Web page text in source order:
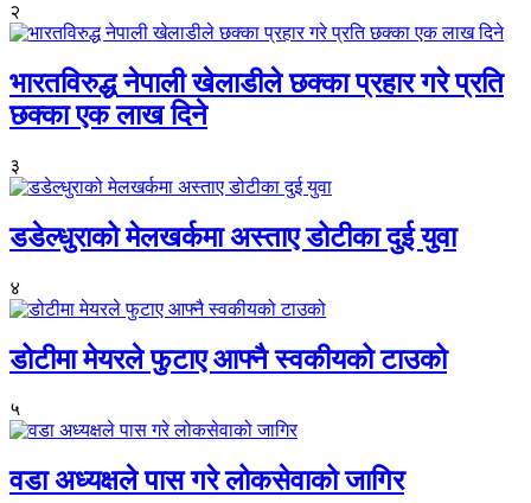
२
भारतविरुद्ध नेपाली खेलाडीले छक्का प्रहार गरे प्रति
छक्का एक लाख दिने
३
डडेल्धुराको मेलखर्कमा अस्ताए डोटीका दुई युवा
४
डोटीमा मेयरले फुटाए आफ्नै स्वकीयको टाउको
५
वडा अध्यक्षले पास गरे लोकसेवाको जागिर